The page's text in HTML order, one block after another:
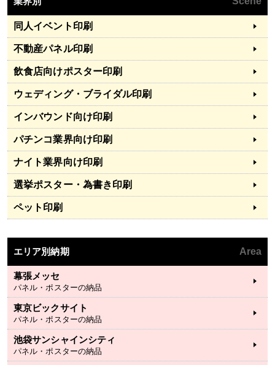
同人イベント印刷
不動産パネル印刷
飲食店向けポスター印刷
ウェディング・ブライダル印刷
インバウンド向け印刷
パチンコ業界向け印刷
ナイト業界向け印刷
選挙ポスター・為書き印刷
ペット印刷
エリア別納期 Area
幕張メッセ
パネル・ポスターの納品
東京ビックサイト
パネル・ポスターの納品
池袋サンシャインシティ
パネル・ポスターの納品